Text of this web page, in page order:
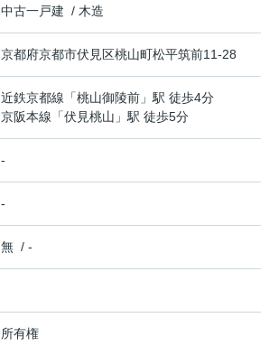
中古一戸建 / 木造
京都府京都市伏見区桃山町松平筑前11-28
近鉄京都線 「桃山御陵前 」駅 徒歩4分
京阪本線 「伏見桃山 」駅 徒歩5分
-
-
無 / -
所有権